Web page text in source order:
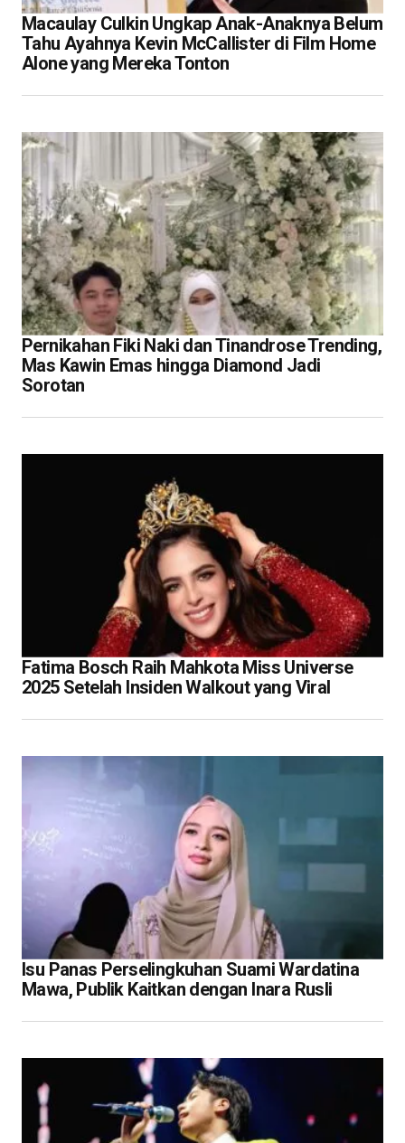
Macaulay Culkin Ungkap Anak-Anaknya Belum
Tahu Ayahnya Kevin McCallister di Film Home
Alone yang Mereka Tonton
Pernikahan Fiki Naki dan Tinandrose Trending,
Mas Kawin Emas hingga Diamond Jadi
Sorotan
Fatima Bosch Raih Mahkota Miss Universe
2025 Setelah Insiden Walkout yang Viral
Isu Panas Perselingkuhan Suami Wardatina
Mawa, Publik Kaitkan dengan Inara Rusli